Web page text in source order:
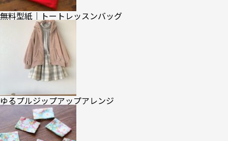
無料型紙｜トートレッスンバッグ
ゆるプルジップアップアレンジ